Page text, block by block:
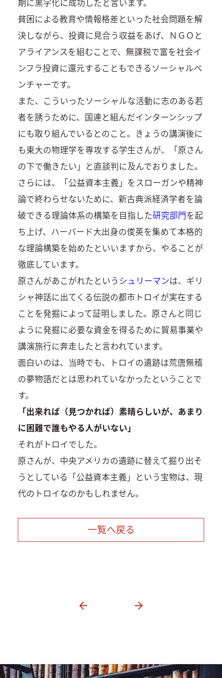
貧困による教育や情報格差といった社会問題を解
決しながら、投資に見合う収益をあげ、ＮＧＯと
アライアンスを組むことで、無課税で富を社会イ
ンフラ投資に還元することもできるソーシャルベ
ンチャーです。
また、こういったソーシャルな活動に志のある若
者を誘うために、国連と組んだインターンシップ
にも取り組んでいるとのこと。きょうの講演後に
も東大の物理学を専攻する学生さんが、「原さん
の下で働きたい」と直談判に及んでおりました。
さらには、「公益資本主義」をスローガンや精神
論で終わらせないために、新古典派経済学者を論
破できる理論体系の構築を目指した研究部門を起
ち上げ、ハーバード大出身の俊英を集めて本格的
な理論構築を始めたといいますから、やることが
徹底しています。
原さんがあこがれたという シュリーマンは、ギリ
シャ神話に出てくる伝説の都市トロイが実在する
ことを発掘によって証明しました。原さんと同じ
ように発掘に必要な資金を得るために貿易事業や
講演旅行に奔走したと言われています。
面白いのは、当時でも、トロイの遺跡は荒唐無稽
の夢物語だとは思われていなかったということで
す。
「出来れば（見つかれば）素晴らしいが、あまり
に困難で誰もやる人がいない」
それがトロイでした。
原さんが、中央アメリカの遺跡に替えて掘り出そ
うとしている「公益資本主義」という宝物は、現
代のトロイなのかもしれません。
一覧へ戻る